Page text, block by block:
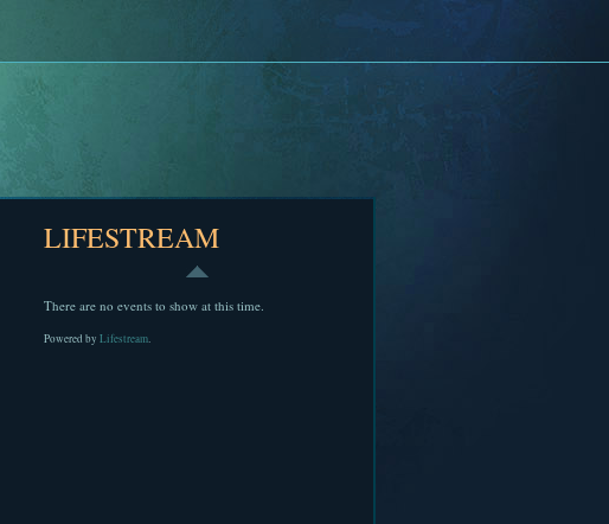
LIFESTREAM
There are no events to show at this time.
Powered by Lifestream.